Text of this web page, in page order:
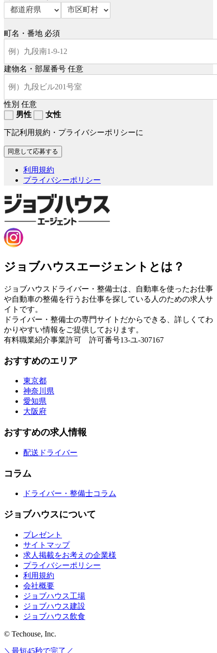
町名・番地 必須
建物名・部屋番号 任意
性別 任意
男性
女性
下記利用規約・プライバシーポリシーに
利用規約
プライバシーポリシー
ジョブハウスエージェントとは？
ジョブハウスドライバー・整備士は、自動車を使ったお仕事
や自動車の整備を行うお仕事を探している人のための求人サ
イトです。
ドライバー・整備士の専門サイトだからできる、詳しくてわ
かりやすい情報をご提供しております。
有料職業紹介事業許可 許可番号13-ユ-307167
おすすめのエリア
東京都
神奈川県
愛知県
大阪府
おすすめの求人情報
配送ドライバー
コラム
ドライバー・整備士コラム
ジョブハウスについて
プレゼント
サイトマップ
求人掲載をお考えの企業様
プライバシーポリシー
利用規約
会社概要
ジョブハウス工場
ジョブハウス建設
ジョブハウス飲食
© Techouse, Inc.
＼最短45秒で完了／